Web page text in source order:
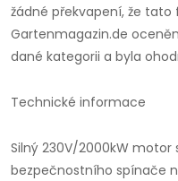
žádné překvapení, že tato
Gartenmagazin.de
dané kategorii a byla
Technické informace
Silný 230V/2000kW
bezpečnostního spínače